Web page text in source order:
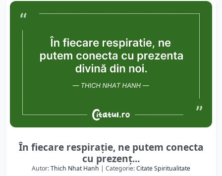
În fiecare respirație, ne putem conecta
cu prezenț...
Autor:Thich Nhat Hanh | Categorie:Citate Spiritualitate